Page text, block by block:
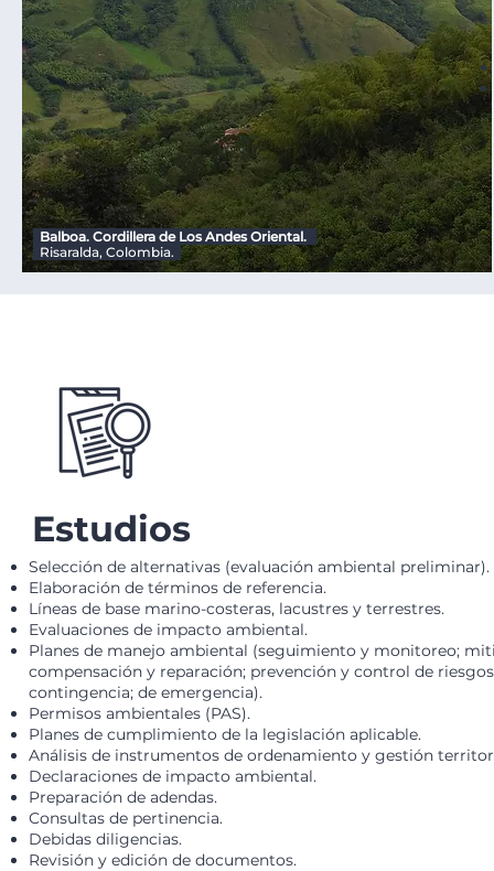
Balboa. Cordillera de Los Andes Oriental.
Risaralda, Colombia.
Estudios
Selección de alternativas (evaluación ambiental preliminar).
Elaboración de términos de referencia.
Líneas de base marino-costeras, lacustres y terrestres.
Evaluaciones de impacto ambiental.
Planes de manejo ambiental (seguimiento y monitoreo;
compensación y reparación; prevención y control de
contingencia; de emergencia).
Permisos ambientales (PAS).
Planes de cumplimiento de la legislación aplicable.
Análisis de instrumentos de ordenamiento y gestión
Declaraciones de impacto ambiental.
Preparación de adendas.
Consultas de pertinencia.
Debidas diligencias.
Revisión y edición de documentos.